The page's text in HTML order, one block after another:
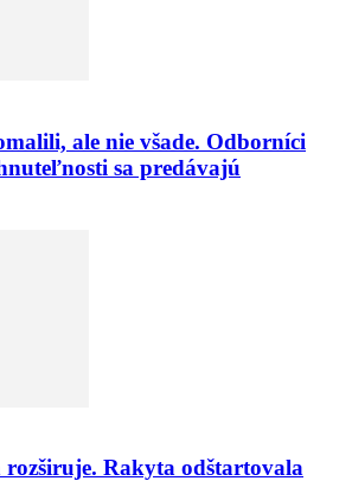
ale nie všade. Odborníci
sa predávajú
Rakyta odštartovala